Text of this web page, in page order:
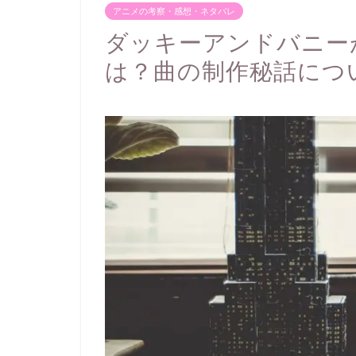
アニメの考察・感想・ネタバレ
ダッキーアンドバニ
は？曲の制作秘話につ